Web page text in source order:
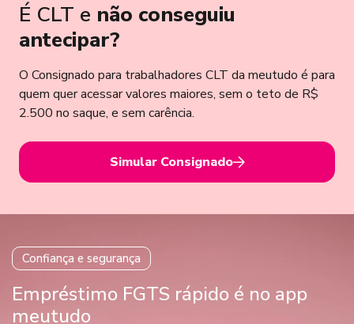
É CLT e não conseguiu
antecipar?
O Consignado para trabalhadores CLT da meutudo é para
quem quer acessar valores maiores, sem o teto de R$
2.500 no saque, e sem carência.
Simular Consignado
Confiança e segurança
Empréstimo FGTS rápido é no app
meutudo